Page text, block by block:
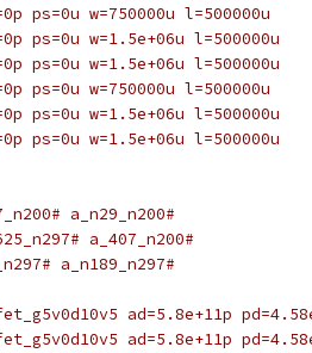
ps=0u w=750000u l=500000u
ps=0u w=1.5e+06u l=500000u
ps=0u w=1.5e+06u l=500000u
ps=0u w=750000u l=500000u
ps=0u w=1.5e+06u l=500000u
ps=0u w=1.5e+06u l=500000u
a_n29_n200#
a_407_n200#
a_n189_n297#
ad=5.8e+11p
ad=5.8e+11p